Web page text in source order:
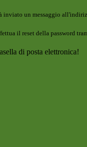
inviato un messaggio
il reset della password
di posta elettronica!